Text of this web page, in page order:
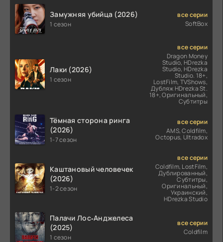
Замужняя убийца (2026)
1 сезон
все серии
SoftBox
Лаки (2026)
1 сезон
все серии
Dragon Money
Studio, HDrezka
Studio, HDrezka
Studio. 18+,
LostFilm, TVShows,
Дубляж HDrezka St.
18+, Оригинальный,
Субтитры
Тёмная сторона ринга
(2026)
1-7 сезон
все серии
AMS, Coldfilm,
Octopus, Ultradox
Каштановый человечек
(2026)
1-2 сезон
все серии
Coldfilm, LostFilm,
Дублированный,
Субтитры,
Оригинальный,
Украинский,
HDrezka Studio
Палачи Лос‑Анджелеса
(2025)
1 сезон
все серии
Coldfilm